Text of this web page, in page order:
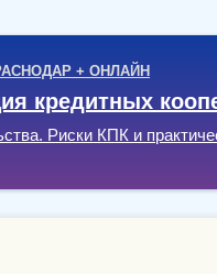
кредитных
+ ОНЛАЙН
Риски КПК и